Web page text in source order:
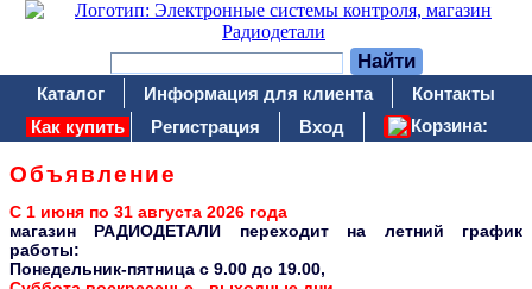
Каталог Информация для клиента
Контакты
Как купить
Регистрация Вход Корзина:
Объявление
С 1 июня по 31 августа 2026 года
магазин РАДИОДЕТАЛИ переходит на летний график
работы:
Понедельник-пятница c 9.00 до 19.00,